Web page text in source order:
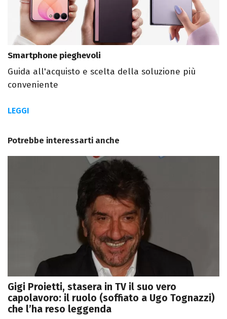
Smartphone pieghevoli
Guida all'acquisto e scelta della soluzione più
conveniente
LEGGI
Potrebbe interessarti anche
Gigi Proietti, stasera in TV il suo vero
capolavoro: il ruolo (soffiato a Ugo Tognazzi)
che l’ha reso leggenda